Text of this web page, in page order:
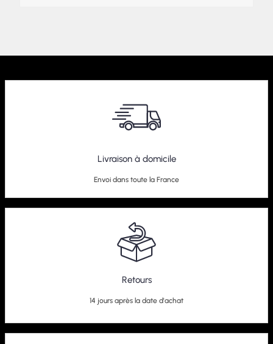
Livraison à domicile
Envoi dans toute la France
Retours
14 jours après la date d'achat